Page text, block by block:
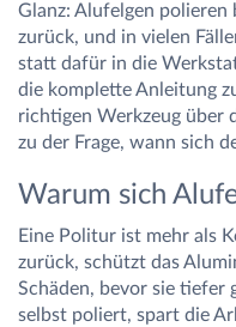
Glanz: Alufelgen polieren
zurück, und in vielen
statt dafür in die
die komplette Anleitung
richtigen Werkzeug
zu der Frage, wann sich
Warum sich
Eine Politur ist mehr als
zurück, schützt das
Schäden, bevor sie tiefer
selbst poliert, spart die